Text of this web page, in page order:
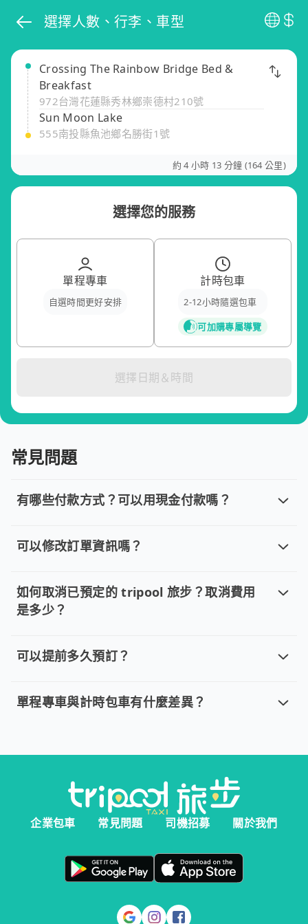
選擇人數、行李、車型
Crossing The Rainbow Bridge Bed &
Breakfast
972台灣花蓮縣秀林鄉崇德村210號
Sun Moon Lake
555南投縣魚池鄉名勝街1號
約 4 小時 13 分鐘 (164 公里)
選擇您的服務
單程專車
自選時間更好安排
計時包車
2-12小時隨選包車
可加購專屬導覽
選擇日期＆時間
常見問題
有哪些付款方式？可以用現金付款嗎？
可以修改訂單資訊嗎？
如何取消已預定的 tripool 旅步？取消費用
是多少？
可以提前多久預訂？
單程專車與計時包車有什麼差異？
企業包車 常見問題 司機招募 關於我們